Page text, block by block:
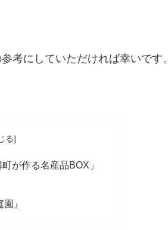
考にしていただければ幸いです。
が作る名産品BOX」
』